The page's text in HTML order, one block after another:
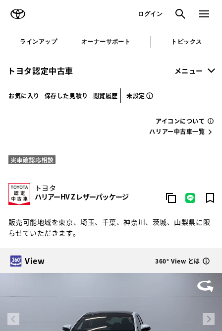
ログイン 検索 メニュ
ラインアップ オーナーサポート トピックス
トヨタ認定中古車 メニュー
お気に入り 保存した見積り 閲覧履歴 未設定
アイコンについて
ハリアー中古車一覧
トヨタ
ハリアーHV Z レザーパッケージ
販売可能地域を東京、埼玉、千葉、神奈川、茨城、山梨県に限
らせていただきます。
View 360° View とは